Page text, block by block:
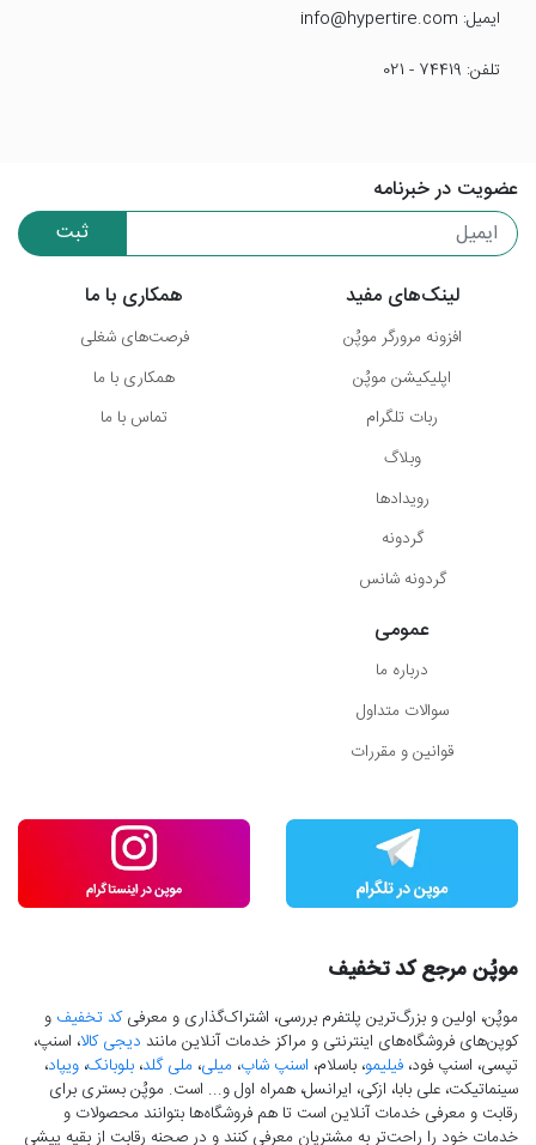
ایمیل: info@hypertire.com
تلفن: 74419 - 021
عضویت در خبرنامه
ثبت
لینک‌های مفید
افزونه مرورگر موپُن
اپلیکیشن موپُن
ربات تلگرام
وبلاگ
رویدادها
گردونه
گردونه شانس
همکاری با ما
فرصت‌های شغلی
همکاری با ما
تماس با ما
عمومی
درباره ما
سوالات متداول
قوانین و مقررات
موپُن مرجع کد تخفیف
موپُن، اولین و بزرگ‌ترین پلتفرم بررسی، اشتراک‌گذاری و معرفیکد تخفیف و
کوپن‌های فروشگاه‌های اینترنتی و مراکز خدمات آنلاین مانند دیجی کالا، اسنپ،
تپسی، اسنپ فود، فیلیمو، باسلام، اسنپ شاپ، میلی، ملی گلد، بلوبانک، ویپاد،
سینماتیکت، علی بابا، ازکی، ایرانسل، همراه اول و... است. موپُن بستری برای
رقابت و معرفی خدمات آنلاین است تا هم فروشگاه‌ها بتوانند محصولات و
خدمات خود را راحت‌تر به مشتریان معرفی کنند و در صحنه رقابت از بقیه پیشی